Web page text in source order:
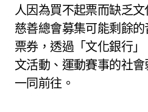
人因為買不起票而缺乏
慈善總會募集可能剩餘
票券，透過「文化銀行
文活動、運動賽事的社
一同前往。